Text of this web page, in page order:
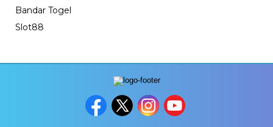
Bandar Togel
Slot88